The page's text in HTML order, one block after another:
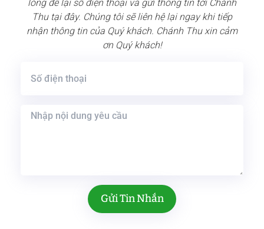
lòng để lại số điện thoại và gửi thông tin tới Chánh
Thu tại đây. Chúng tôi sẽ liên hệ lại ngay khi tiếp
nhận thông tin của Quý khách. Chánh Thu xin cảm
ơn Quý khách!